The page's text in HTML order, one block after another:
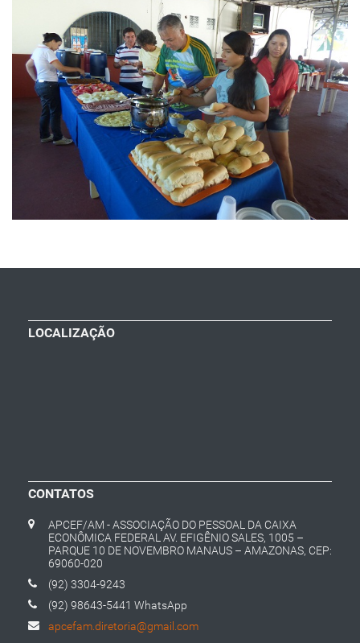
LOCALIZAÇÃO
CONTATOS
APCEF/AM - ASSOCIAÇÃO DO PESSOAL DA CAIXA
ECONÔMICA FEDERAL AV. EFIGÊNIO SALES, 1005 –
PARQUE 10 DE NOVEMBRO MANAUS – AMAZONAS, CEP:
69060-020
(92) 3304-9243
(92) 98643-5441 WhatsApp
apcefam.diretoria@gmail.com